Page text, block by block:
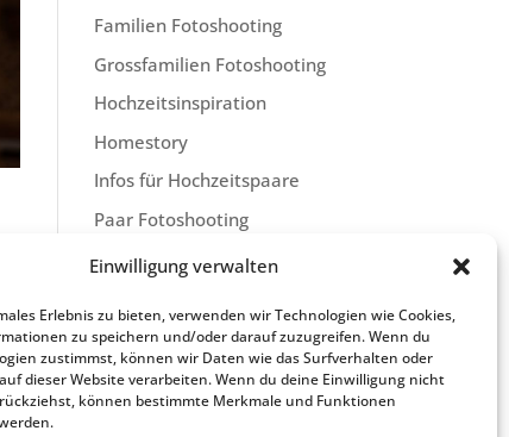
Einwilligung verwalten
Erlebnis zu bieten, verwenden wir Technologien wie Cookies,
zu speichern und/oder darauf zuzugreifen. Wenn du
zustimmst, können wir Daten wie das Surfverhalten oder
dieser Website verarbeiten. Wenn du deine Einwilligung nicht
können bestimmte Merkmale und Funktionen
Familien Fotoshooting
Grossfamilien Fotoshooting
Hochzeitsinspiration
Homestory
Infos für Hochzeitspaare
Paar Fotoshooting